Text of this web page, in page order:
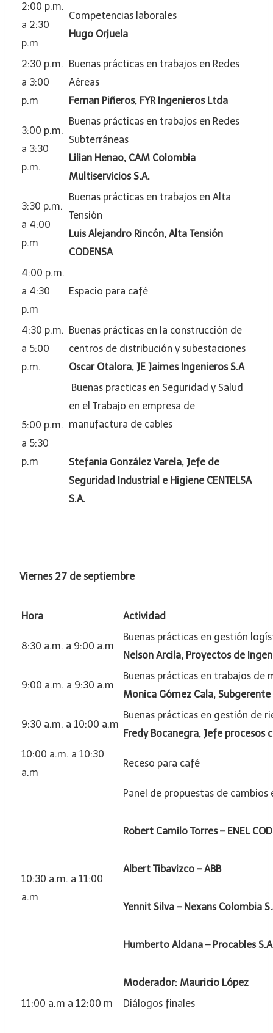
2:00 p.m.
a 2:30
p.m
Competencias laborales
Hugo Orjuela
2:30 p.m.
a 3:00
p.m
Buenas prácticas en trabajos en Redes
Aéreas
Fernan Piñeros, FYR Ingenieros Ltda
3:00 p.m.
a 3:30
p.m.
Buenas prácticas en trabajos en Redes
Subterráneas
Lilian Henao, CAM Colombia
Multiservicios S.A.
3:30 p.m.
a 4:00
p.m
Buenas prácticas en trabajos en Alta
Tensión
Luis Alejandro Rincón, Alta Tensión
CODENSA
4:00 p.m.
a 4:30
p.m
Espacio para café
4:30 p.m.
a 5:00
p.m.
Buenas prácticas en la construcción de
centros de distribución y subestaciones
Oscar Otalora, JE Jaimes Ingenieros S.A
5:00 p.m.
a 5:30
p.m
Buenas practicas en Seguridad y Salud
en el Trabajo en empresa de
manufactura de cables
Stefania González Varela, Jefe de
Seguridad Industrial e Higiene CENTELSA
S.A.
Viernes 27 de septiembre
Hora Actividad
8:30 a.m. a 9:00 a.m
Buenas prácticas en gestión
Nelson Arcila, Proyectos de
9:00 a.m. a 9:30 a.m
Buenas prácticas en trabajos de
Monica Gómez Cala, Subgerente
9:30 a.m. a 10:00 a.m
Buenas prácticas en gestión de
Fredy Bocanegra, Jefe procesos
10:00 a.m. a 10:30
a.m
Receso para café
10:30 a.m. a 11:00
a.m
Panel de propuestas de
Robert Camilo Torres – ENEL
Albert Tibavizco – ABB
Yennit Silva – Nexans Colombia
Humberto Aldana – Procables
Moderador: Mauricio López
11:00 a.m a 12:00 m
Diálogos finales